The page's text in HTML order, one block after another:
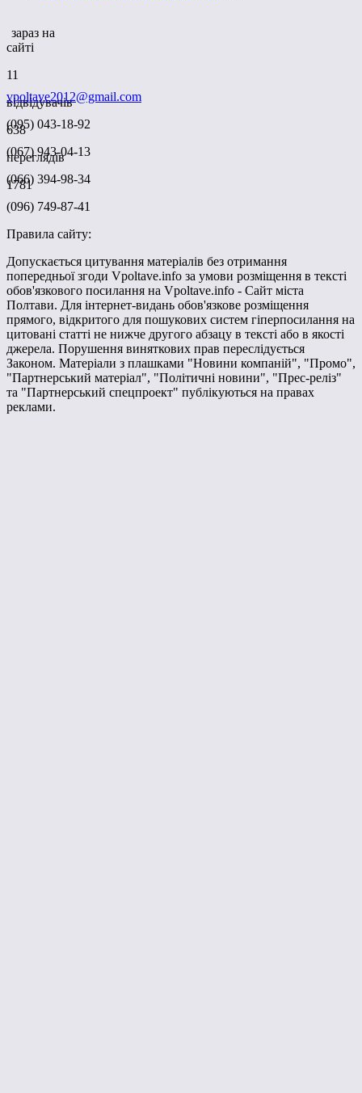
зараз на
сайті
11
відвідувачів
638
переглядів
1781
vpoltave2012@gmail.com
(095) 043-18-92
(067) 943-04-13
(066) 394-98-34
(096) 749-87-41
Правила сайту:
Допускається цитування матеріалів без отримання
попередньої згоди Vpoltave.info за умови розміщення в тексті
обов'язкового посилання на Vpoltave.info - Сайт міста
Полтави. Для інтернет-видань обов'язкове розміщення
прямого, відкритого для пошукових систем гіперпосилання на
цитовані статті не нижче другого абзацу в тексті або в якості
джерела. Порушення виняткових прав переслідується
Законом. Матеріали з плашками "Новини компаній", "Промо",
"Партнерський матеріал", "Політичні новини", "Прес-реліз"
та "Партнерський спецпроект" публікуються на правах
реклами.